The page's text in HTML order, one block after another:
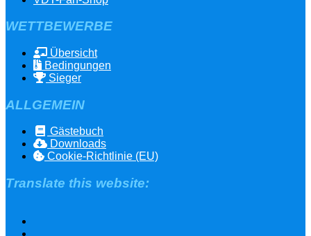
WETTBEWERBE
Übersicht
Bedingungen
Sieger
ALLGEMEIN
Gästebuch
Downloads
Cookie-Richtlinie (EU)
Translate this website: